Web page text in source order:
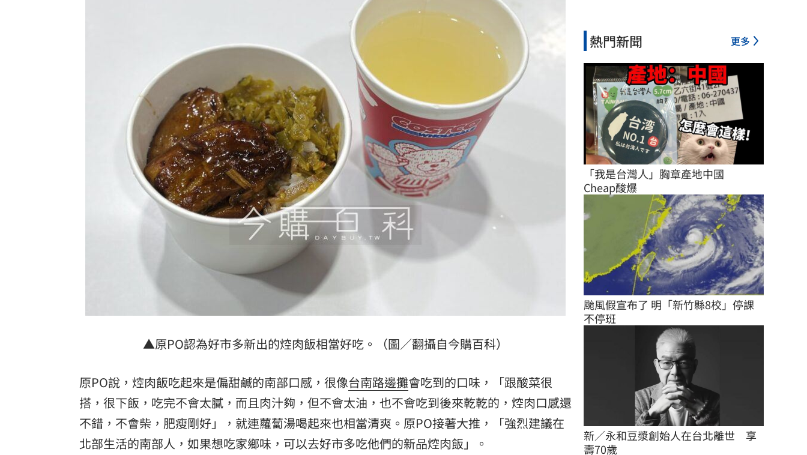
▲原PO認為好市多新出的焢肉飯相當好吃。（圖／翻攝自今購百科）
原PO說，焢肉飯吃起來是偏甜鹹的南部口感，很像台南路邊攤會吃到的口味，「跟酸菜很
搭，很下飯，吃完不會太膩，而且肉汁夠，但不會太油，也不會吃到後來乾乾的，焢肉口感還
不錯，不會柴，肥瘦剛好」，就連蘿蔔湯喝起來也相當清爽。原PO接著大推，「強烈建議在
北部生活的南部人，如果想吃家鄉味，可以去好市多吃他們的新品焢肉飯」。
熱門新聞 更多
「我是台灣人」胸章產地中國
Cheap酸爆
颱風假宣布了 明「新竹縣8校」停課
不停班
新／永和豆漿創始人在台北離世　享
壽70歲